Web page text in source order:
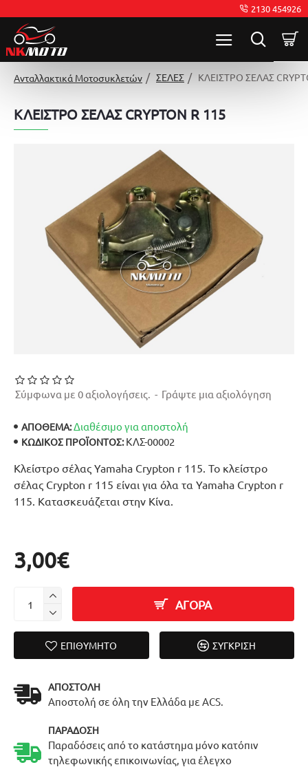
2130 454926
Ανταλλακτικά Μοτοσυκλετών ΣΕΛΕΣ ΚΛΕΙΣΤΡΟ ΣΕΛΑΣ
ΚΛΕΙΣΤΡΟ ΣΕΛΑΣ CRYPTON R 115
Κλείστρο σέλας Yamaha Crypton r 115. Το κλείστρο
σέλας Crypton r 115 είναι για όλα τα Yamaha Crypton r
115. Κατασκευάζεται στην Κίνα.
ΑΠΟΘΕΜΑ:Διαθέσιμο για αποστολή
ΚΩΔΙΚΌΣ ΠΡΟΪΌΝΤΟΣ: ΚΛΣ-00002
Σύμφωνα με 0 αξιολογήσεις. - Γράψτε μια αξιολόγηση
3,00€
ΑΓΟΡΑ
ΕΠΙΘΥΜΗΤΌ ΣΎΓΚΡΙΣΗ
ΑΠΟΣΤΟΛΉ
Αποστολή σε όλη την Ελλάδα με ACS.
ΠΑΡΆΔΟΣΗ
Παραδόσεις από το κατάστημα μόνο κατόπιν
τηλεφωνικής επικοινωνίας, για έλεγχο